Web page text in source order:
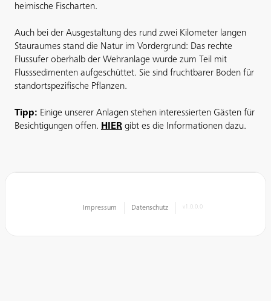
heimische Fischarten.
Auch bei der Ausgestaltung des rund zwei Kilometer langen
Stauraumes stand die Natur im Vordergrund: Das rechte
Flussufer oberhalb der Wehranlage wurde zum Teil mit
Flusssedimenten aufgeschüttet. Sie sind fruchtbarer Boden für
standortspezifische Pflanzen.
Tipp: Einige unserer Anlagen stehen interessierten Gästen für
Besichtigungen offen. HIER gibt es die Informationen dazu.
Impressum Datenschutz v1.0.0.0